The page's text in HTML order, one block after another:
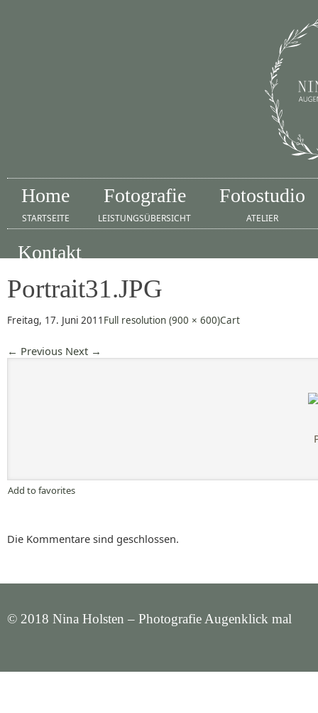
Home
STARTSEITE
Fotografie
LEISTUNGSÜBERSICHT
Fotostudio
ATELIER
Kontakt
Portrait31.JPG
Freitag, 17. Juni 2011 Full resolution (900 × 600)Cart
← Previous Next →
Add to favorites
Die Kommentare sind geschlossen.
© 2018 Nina Holsten – Photografie Augenklick mal